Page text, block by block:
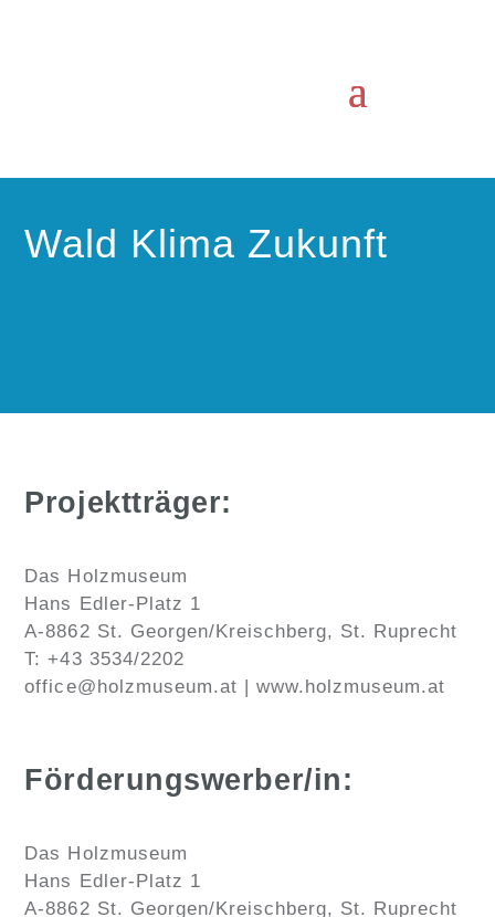
Wald Klima Zukunft
Projektträger:
Das Holzmuseum
Hans Edler-Platz 1
A-8862 St. Georgen/Kreischberg, St. Ruprecht
T: +43 3534/2202
office@holzmuseum.at | www.holzmuseum.at
Förderungswerber/in:
Das Holzmuseum
Hans Edler-Platz 1
A-8862 St. Georgen/Kreischberg, St. Ruprecht